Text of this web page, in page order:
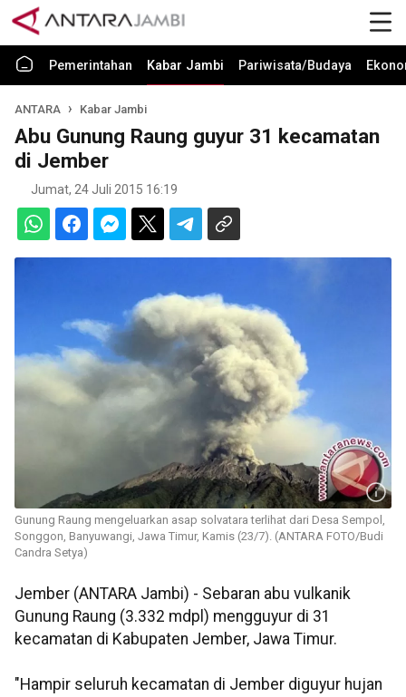
Pemerintahan Kabar Jambi Pariwisata/Budaya
ANTARA Kabar Jambi
Abu Gunung Raung guyur 31 kecamatan
di Jember
Jumat, 24 Juli 2015 16:19
Gunung Raung mengeluarkan asap solvatara terlihat dari Desa Sempol,
Songgon, Banyuwangi, Jawa Timur, Kamis (23/7). (ANTARA FOTO/Budi
Candra Setya)
Jember (ANTARA Jambi) - Sebaran abu vulkanik
Gunung Raung (3.332 mdpl) mengguyur di 31
kecamatan di Kabupaten Jember, Jawa Timur.
"Hampir seluruh kecamatan di Jember diguyur hujan